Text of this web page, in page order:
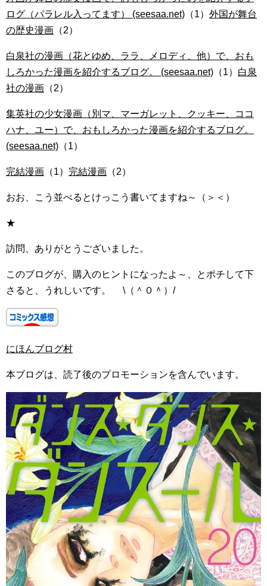
ログ（パラレル入ってます） (seesaa.net) （1） 外国が舞台
の歴史漫画 （2）
白泉社の漫画（花とゆめ、ララ、メロディ、他）で、おも
しろかった漫画を紹介するブログ。 (seesaa.net) （1） 白泉
社の漫画 （2）
集英社の少女漫画（別マ、マーガレット、クッキー、ココ
ハナ、ユー）で、おもしろかった漫画を紹介するブログ。
(seesaa.net) （1）
完結漫画 （1） 完結漫画 （2）
おお、こう並べるとけっこう書いてますね～（＞＜）
★
訪問、ありがとうございました。
このブログが、購入のヒントになったよ～、とポチして下
さると、うれしいです。 \（＾０＾）/
にほんブログ村
本ブログは、読了後のプロモーションを含んでいます。